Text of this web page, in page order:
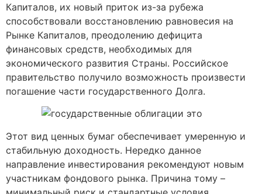
Капиталов, их новый приток из-за рубежа
способствовали восстановлению равновесия на
Рынке Капиталов, преодолению дефицита
финансовых средств, необходимых для
экономического развития Страны. Российское
правительство получило возможность произвести
погашение части государственного Долга.
Этот вид ценных бумаг обеспечивает умеренную и
стабильную доходность. Нередко данное
направление инвестирования рекомендуют новым
участникам фондового рынка. Причина тому –